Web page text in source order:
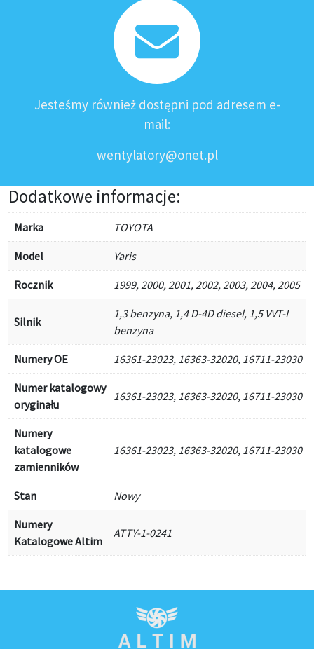
Jesteśmy również dostępni pod adresem e-
mail:
wentylatory@onet.pl
Dodatkowe informacje:
Marka TOYOTA
Model Yaris
Rocznik 1999, 2000, 2001, 2002, 2003, 2004, 2005
Silnik
1,3 benzyna, 1,4 D-4D diesel, 1,5 VVT-I
benzyna
Numery OE 16361-23023, 16363-32020, 16711-23030
Numer katalogowy
oryginału
16361-23023, 16363-32020, 16711-23030
Numery
katalogowe
zamienników
16361-23023, 16363-32020, 16711-23030
Stan Nowy
Numery
Katalogowe Altim
ATTY-1-0241